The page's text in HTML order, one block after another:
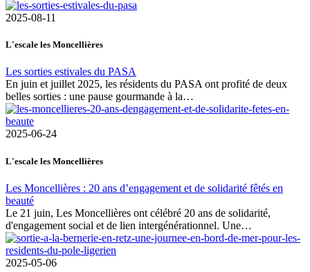
2025-08-11
L'escale les Moncellières
Les sorties estivales du PASA
En juin et juillet 2025, les résidents du PASA ont profité de deux
belles sorties : une pause gourmande à la…
2025-06-24
L'escale les Moncellières
Les Moncellières : 20 ans d’engagement et de solidarité fêtés en
beauté
Le 21 juin, Les Moncellières ont célébré 20 ans de solidarité,
d'engagement social et de lien intergénérationnel. Une…
2025-05-06